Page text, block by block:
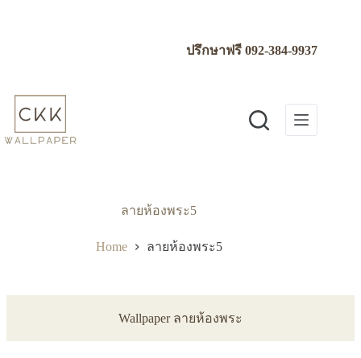
ปรึกษาฟรี092-384-9937
ลายห้องพระ5
Home ลายห้องพระ5
Wallpaper ลายห้องพระ